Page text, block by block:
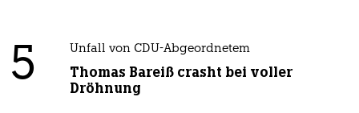
5 Unfall von CDU-Abgeordnetem
Thomas Bareiß crasht bei voller
Dröhnung